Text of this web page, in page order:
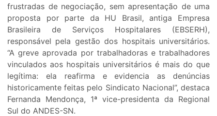
frustradas de negociação, sem apresentação de uma
proposta por parte da HU Brasil, antiga Empresa
Brasileira de Serviços Hospitalares (EBSERH),
responsável pela gestão dos hospitais universitários.
“A greve aprovada por trabalhadoras e trabalhadores
vinculados aos hospitais universitários é mais do que
legítima: ela reafirma e evidencia as denúncias
historicamente feitas pelo Sindicato Nacional”, destaca
Fernanda Mendonça, 1ª vice-presidenta da Regional
Sul do ANDES-SN.